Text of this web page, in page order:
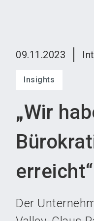
09.11.2023
Insights
„Wir
erreicht“
Der